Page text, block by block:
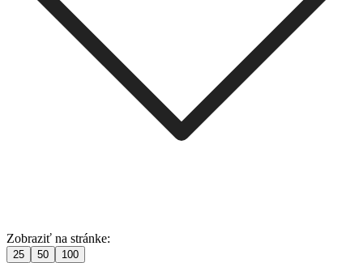
Zobraziť na stránke:
25 50 100